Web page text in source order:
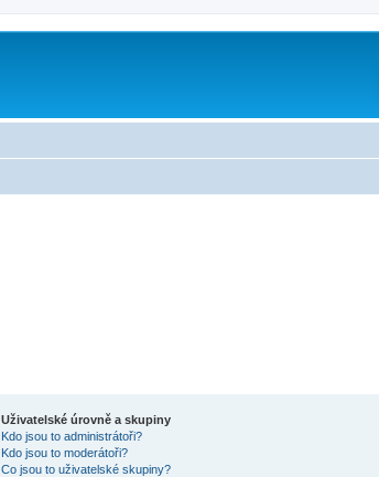
Uživatelské úrovně a skupiny
Kdo jsou to administrátoři?
Kdo jsou to moderátoři?
Co jsou to uživatelské skupiny?